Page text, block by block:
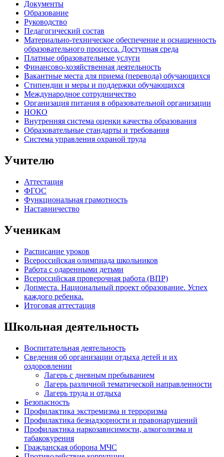
Документы
Образование
Руководство
Педагогический состав
Материально-техническое обеспечение и оснащенность
образовательного процесса. Доступная среда
Платные образовательные услуги
Финансово-хозяйственная деятельность
Вакантные места для приема (перевода) обучающихся
Стипендии и меры и поддержки обучающихся
Международное сотрудничество
Организация питания в образовательной организации
НОКО
Внутренняя система оценки качества образования
Образовательные стандарты и требования
Система управления охраной труда
Учителю
Аттестация
ФГОС
Функциональная грамотность
Наставничество
Ученикам
Расписание уроков
Всероссийская олимпиада школьников
Работа с одаренными детьми
Всероссийская проверочная работа (ВПР)
Допместа. Национальный проект образование. Успех
каждого ребенка.
Итоговая аттестация
Школьная деятельность
Воспитательная деятельность
Сведения об организации отдыха детей и их
оздоровлении
Лагерь с дневным пребыванием
Лагерь различной тематической направленности
Лагерь труда и отдыха
Безопасность
Профилактика экстремизма и терроризма
Профилактика безнадзорности и правонарушений
Профилактика наркозависимости, алкоголизма и
табакокурения
Гражданская оборона МЧС